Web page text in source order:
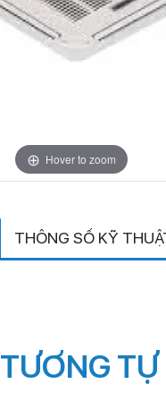
Hover to zoom
THÔNG SỐ KỸ
TỰ